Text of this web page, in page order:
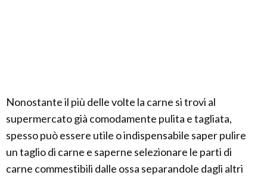
Nonostante il più delle volte la carne si trovi al
supermercato già comodamente pulita e tagliata,
spesso può essere utile o indispensabile saper pulire
un taglio di carne e saperne selezionare le parti di
carne commestibili dalle ossa separandole dagli altri